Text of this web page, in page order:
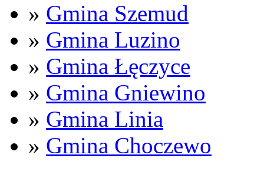
» Gmina Szemud
» Gmina Luzino
» Gmina Łęczyce
» Gmina Gniewino
» Gmina Linia
» Gmina Choczewo